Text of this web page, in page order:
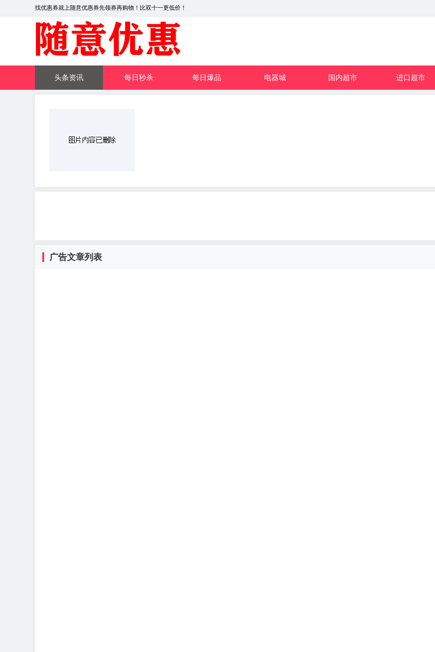
找优惠券就上随意优惠券先领券再购物！比双十一更低价！
头条资讯 每日秒杀 每日爆品 电器城 国内超市 进口超市
广告文章列表